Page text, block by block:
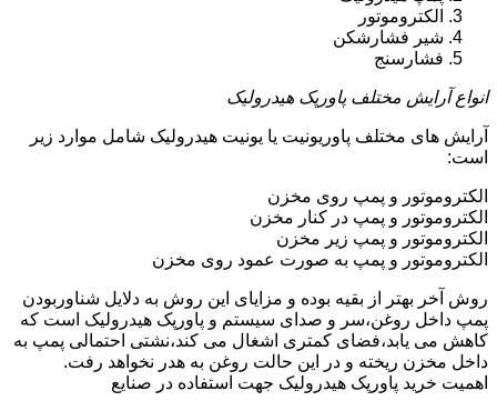
الکتروموتور
شیر فشارشکن
فشارسنج
انواع آرایش مختلف پاورپک هیدرولیک
آرایش های مختلف پاوریونیت یا یونیت هیدرولیک شامل موارد زیر
است:
الکتروموتور و پمپ روی مخزن
الکتروموتور و پمپ در کنار مخزن
الکتروموتور و پمپ زیر مخزن
الکتروموتور و پمپ به صورت عمود روی مخزن
روش آخر بهتر از بقیه بوده و مزایای این روش به دلایل شناوربودن
پمپ داخل روغن،سر و صدای سیستم و پاورپک هیدرولیک است که
کاهش می یابد،فضای کمتری اشغال می کند،نشتی احتمالی پمپ به
داخل مخزن ریخته و در این حالت روغن به هدر نخواهد رفت.
اهمیت خرید پاورپک هیدرولیک جهت استفاده در صنایع